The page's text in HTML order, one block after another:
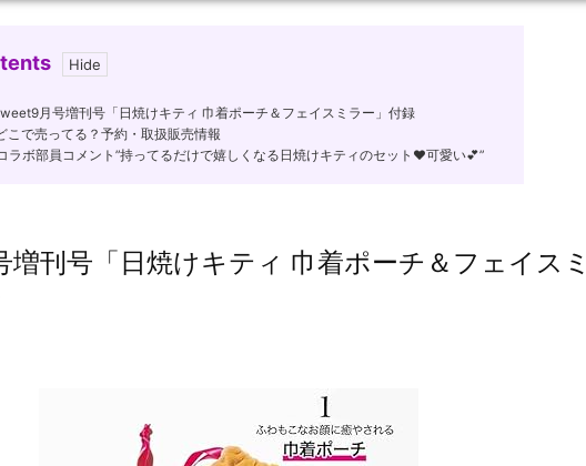
月号増刊号「日焼けキティ 巾着ポーチ＆フェイスミラー」付録
こで売ってる？予約・取扱販売情報
ラボ部員コメント”持ってるだけで嬉しくなる日焼けキティのセット♥可愛い💕”
刊号「日焼けキティ 巾着ポーチ＆フェイスミ